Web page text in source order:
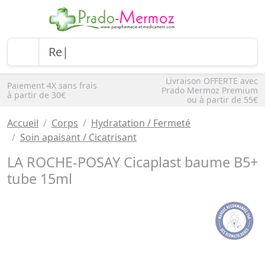
Paiement 4X sans frais
à partir de 30€
Livraison OFFERTE avec
Prado Mermoz Premium
ou à partir de 55€
Accueil Corps
Hydratation / Fermeté
Soin apaisant / Cicatrisant
LA ROCHE-POSAY Cicaplast baume B5+
tube 15ml